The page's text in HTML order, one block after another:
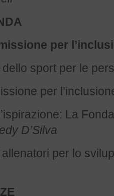
per
sport per le
per
La
D’Silva
allenatori per lo